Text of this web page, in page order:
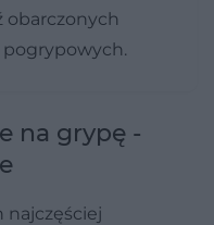
obarczonych
na grypę -
najczęściej